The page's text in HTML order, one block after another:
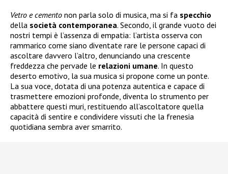
Vetro e cemento non parla solo di musica, ma si fa specchio
della società contemporanea. Secondo, il grande vuoto dei
nostri tempi è l’assenza di empatia: l’artista osserva con
rammarico come siano diventate rare le persone capaci di
ascoltare davvero l’altro, denunciando una crescente
freddezza che pervade le relazioni umane. In questo
deserto emotivo, la sua musica si propone come un ponte.
La sua voce, dotata di una potenza autentica e capace di
trasmettere emozioni profonde, diventa lo strumento per
abbattere questi muri, restituendo all’ascoltatore quella
capacità di sentire e condividere vissuti che la frenesia
quotidiana sembra aver smarrito.